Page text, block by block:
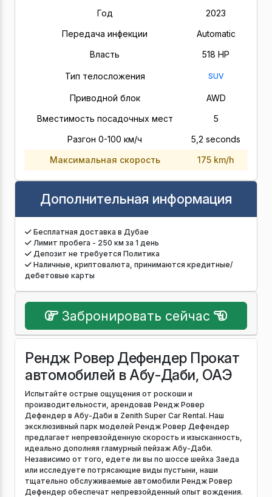
Год
2023
Передача инфекции
Automatic
Власть
518 HP
Тип телосложения SUV
Приводной блок
AWD
Вместимость посадочных мест
5
Разгон 0-100 км/ч
5,2 seconds
Максимальная скорость
175 km/h
Дополнительная информация
Бесплатная доставка в Дубае
Лимит пробега - 250 км за 1 день
Депозит не требуется Политика
Наличные, криптовалюта, принимаются кредитные/
дебетовые карты
Забронировать сейчас
Рендж Ровер Дефендер Прокат
автомобилей в Абу-Даби, ОАЭ
Испытайте острые ощущения от роскоши и
производительности, арендовав Рендж Ровер
Дефендер в Абу-Даби в Zenith Super Car Rental. Наш
эксклюзивный парк моделей Рендж Ровер Дефендер
предлагает непревзойденную скорость и изысканность,
идеально дополняя гламурный пейзаж Абу-Даби.
Независимо от того, едете ли вы по шоссе шейха Заеда
или исследуете потрясающие виды пустыни, наши
тщательно обслуживаемые автомобили Рендж Ровер
Дефендер обеспечат непревзойденный опыт вождения.